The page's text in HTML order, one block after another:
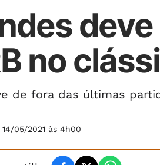
no
de fora das últimas
14/05/2021 às 4h00